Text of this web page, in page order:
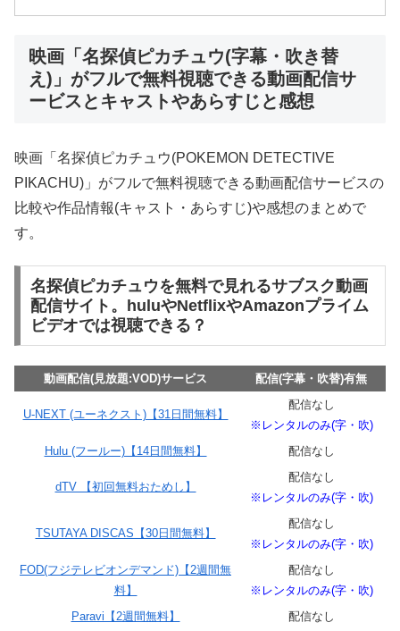
映画「名探偵ピカチュウ(字幕・吹き替
え)」がフルで無料視聴できる動画配信サ
ービスとキャストやあらすじと感想
映画「名探偵ピカチュウ(POKEMON DETECTIVE
PIKACHU)」がフルで無料視聴できる動画配信サービスの
比較や作品情報(キャスト・あらすじ)や感想のまとめで
す。
名探偵ピカチュウを無料で見れるサブスク動画
配信サイト。huluやNetflixやAmazonプライム
ビデオでは視聴できる？
動画配信(見放題:VOD)サービス 配信(字幕・吹替)有無
U-NEXT (ユーネクスト)【31日間無料】
配信なし
※レンタルのみ(字・吹)
Hulu (フールー)【14日間無料】
配信なし
dTV 【初回無料おためし】
配信なし
※レンタルのみ(字・吹)
TSUTAYA DISCAS【30日間無料】
配信なし
※レンタルのみ(字・吹)
FOD(フジテレビオンデマンド)【2週間無
料】
配信なし
※レンタルのみ(字・吹)
Paravi【2週間無料】
配信なし